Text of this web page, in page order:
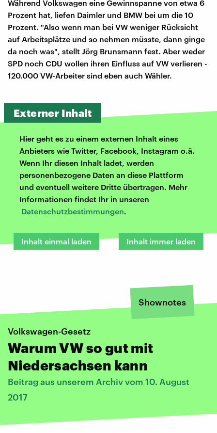
Während Volkswagen eine Gewinnspanne von etwa 6
Prozent hat, liefen Daimler und BMW bei um die 10
Prozent. "Also wenn man bei VW weniger Rücksicht
auf Arbeitsplätze und so nehmen müsste, dann ginge
da noch was", stellt Jörg Brunsmann fest. Aber weder
SPD noch CDU wollen ihren Einfluss auf VW verlieren -
120.000 VW-Arbeiter sind eben auch Wähler.
Externer Inhalt
Hier geht es zu einem externen Inhalt eines
Anbieters wie Twitter, Facebook, Instagram o.ä.
Wenn Ihr diesen Inhalt ladet, werden
personenbezogene Daten an diese Plattform
und eventuell weitere Dritte übertragen. Mehr
Informationen findet Ihr in unseren
Datenschutzbestimmungen.
Inhalt einmal laden Inhalt immer laden
Shownotes
Volkswagen-Gesetz
Warum VW so gut mit
Niedersachsen kann
Beitrag aus unserem Archiv vom 10. August
2017